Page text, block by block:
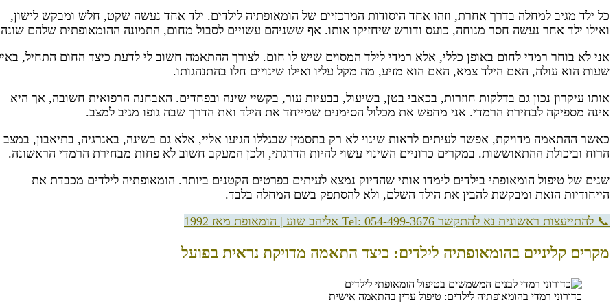
כל ילד מגיב למחלה בדרך אחרת, וזהו אחד היסודות המרכזיים של הומאופתיה לילדים. ילד אחד נעשה שקט, חלש ומבקש לישון,
ואילו ילד אחר נעשה חסר מנוחה, כועס ודורש שיחזיקו אותו. אף ששניהם עשויים לסבול מחום, התמונה ההומאופתית שלהם
אני לא בוחר רמדי לחום באופן כללי, אלא רמדי לילד המסוים שיש לו חום. לצורך ההתאמה חשוב לי לדעת כיצד החום התחיל,
שעות הוא עולה, האם הילד צמא, האם הוא מזיע, מה מקל עליו ואילו שינויים חלו בהתנהגותו.
אותו עיקרון נכון גם בדלקות חוזרות, בכאבי בטן, בשיעול, בבעיות עור, בקשיי שינה ובפחדים. האבחנה הרפואית חשובה, אך היא
אינה מספיקה לבחירת הרמדי. אני מחפש את מכלול הסימנים שמייחד את הילד ואת הדרך שבה גופו מגיב למצב.
כאשר ההתאמה מדויקת, אפשר לעיתים לראות שינוי לא רק בתסמין שבגללו הגיעו אליי, אלא גם בשינה, באנרגיה, בתיאבון, במצב
הרוח וביכולת ההתאוששות. במקרים כרוניים השינוי עשוי להיות הדרגתי, ולכן המעקב חשוב לא פחות מבחירת הרמדי הראשונה.
שנים של טיפול הומאופתי בילדים לימדו אותי שהדיוק נמצא לעיתים בפרטים הקטנים ביותר. הומאופתיה לילדים מכבדת את
הייחודיות הזאת ומבקשת להבין את הילד השלם, ולא להסתפק בשם המחלה בלבד.
📞 להתייעצות ראשונית נא להתקשר Tel: 054-499-3676 אליהב שוע | הומאופת מאז 1992
מקרים קליניים בהומאופתיה לילדים: כיצד התאמה מדויקת נראית בפועל
כדורוני רמדי בהומאופתיה לילדים: טיפול עדין בהתאמה אישית